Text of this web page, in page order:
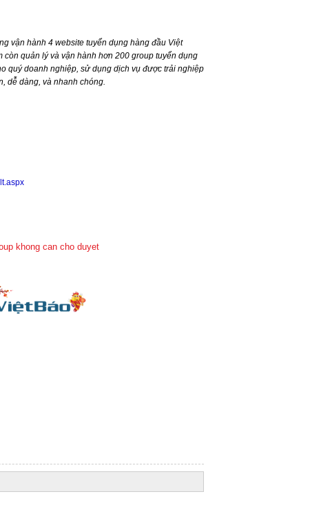
vận hành 4 website tuyển dụng hàng đầu Việt
còn quản lý và vận hành hơn 200 group tuyển dụng
quý doanh nghiệp, sử dụng dịch vụ được trải nghiệp
dễ dàng, và nhanh chóng.
khong can cho duyet